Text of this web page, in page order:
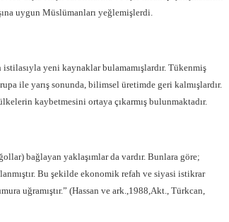
uygun Müslümanları yeğlemişlerdi.
yeni kaynaklar bulamamışlardır. Tükenmiş
ile yarış sonunda, bilimsel üretimde geri kalmışlardır.
kaybetmesini ortaya çıkarmış bulunmaktadır.
bağlayan yaklaşımlar da vardır. Bunlara göre;
Bu şekilde ekonomik refah ve siyasi istikrar
uğramıştır.” (Hassan ve ark.,1988,Akt., Türkcan,